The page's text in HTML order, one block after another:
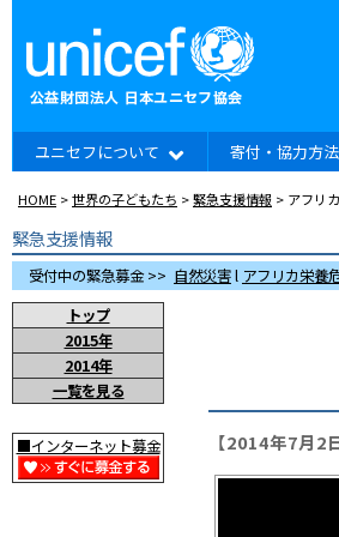
ユニセフについて 寄付・協力方法
HOME >世界の子どもたち >緊急支援情報 > アフリ
緊急支援情報
受付中の緊急募金 >> 自然災害l アフリカ栄養
トップ
2015年
2014年
一覧を見る
■インターネット募金 【2014年7月2